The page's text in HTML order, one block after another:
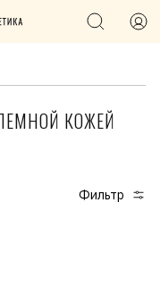
КОЖЕЙ
Фильтр